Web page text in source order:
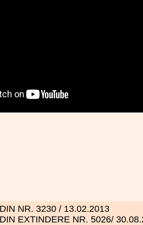
NR. 3230 / 13.02.2013
EXTINDERE NR. 5026/